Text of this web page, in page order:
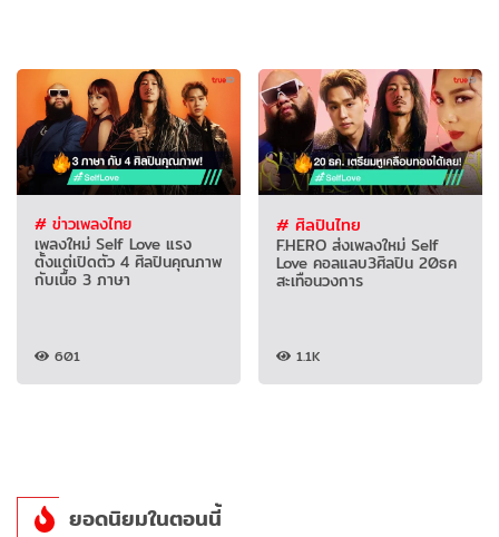
# ข่าวเพลงไทย
เพลงใหม่ Self Love แรง
ตั้งแต่เปิดตัว 4 ศิลปินคุณภาพ
กับเนื้อ 3 ภาษา
601
# ศิลปินไทย
F.HERO ส่งเพลงใหม่ Self
Love คอลแลบ3ศิลปิน 20ธค
สะเทือนวงการ
1.1K
ยอดนิยมในตอนนี้